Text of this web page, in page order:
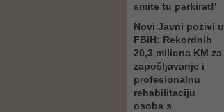
smite tu parkirat!'
Novi Javni pozivi u
FBiH: Rekordnih
20,3 miliona KM za
zapošljavanje i
profesionalnu
rehabilitaciju
osoba s